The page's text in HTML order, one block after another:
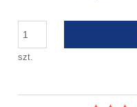
szt.